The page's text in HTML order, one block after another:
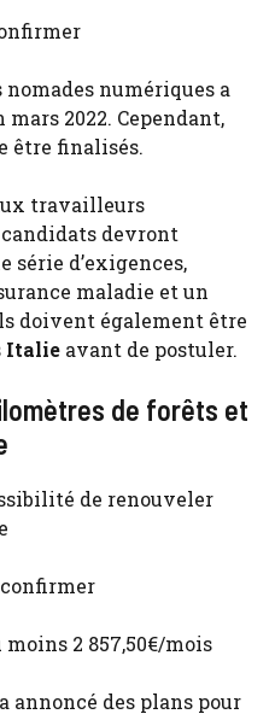
numériques a
mars 2022. Cependant,
être finalisés.
travailleurs
devront
série d’exigences,
maladie et un
doivent également être
Italie avant de postuler.
de forêts et
de renouveler
moins 2 857,50€/mois
annoncé des plans pour